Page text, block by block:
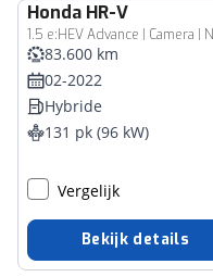
Honda HR-V
1.5 e:HEV Advance | Camera |
83.600 km
02-2022
Hybride
131 pk (96 kW)
Vergelijk
Bekijk details